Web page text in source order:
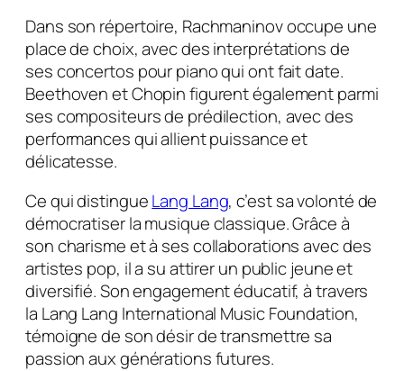
Dans son répertoire, Rachmaninov occupe une
place de choix, avec des interprétations de
ses concertos pour piano qui ont fait date.
Beethoven et Chopin figurent également parmi
ses compositeurs de prédilection, avec des
performances qui allient puissance et
délicatesse.
Ce qui distingueLang Lang, c’est sa volonté de
démocratiser la musique classique. Grâce à
son charisme et à ses collaborations avec des
artistes pop, il a su attirer un public jeune et
diversifié. Son engagement éducatif, à travers
la Lang Lang International Music Foundation,
témoigne de son désir de transmettre sa
passion aux générations futures.